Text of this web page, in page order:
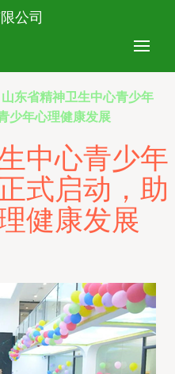
公司
山东省精神卫生中心青少年
少年心理健康发展
中心青少年
式启动，助
健康发展